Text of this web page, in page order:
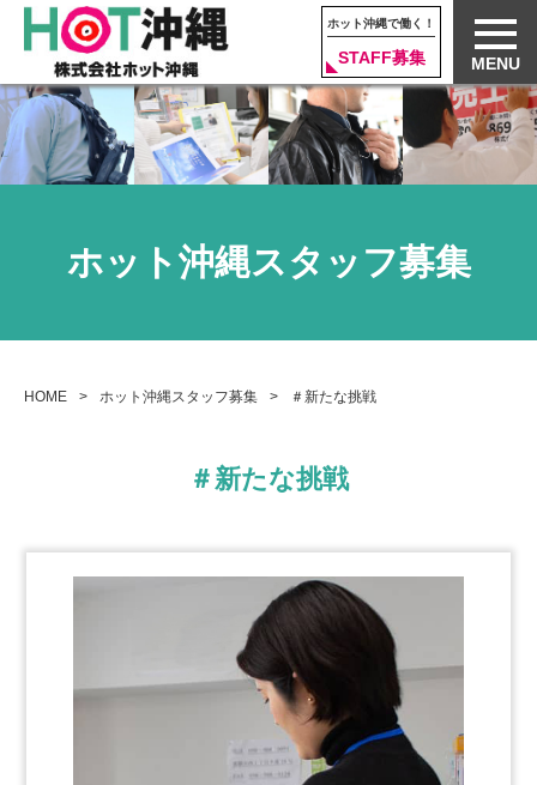
ホット沖縄で働く！
STAFF募集 MENU
ホット沖縄スタッフ募集
HOME ホット沖縄スタッフ募集 ＃新たな挑戦
＃新たな挑戦